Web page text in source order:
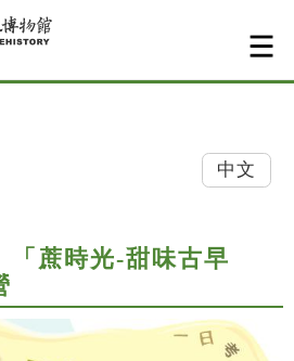
中文
「蔗時光-甜味古早